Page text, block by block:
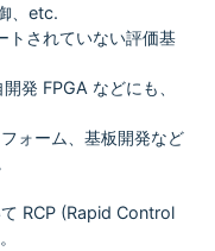
、etc.
されていない評価基
発 FPGA などにも、
ォーム、基板開発など
RCP (Rapid Control